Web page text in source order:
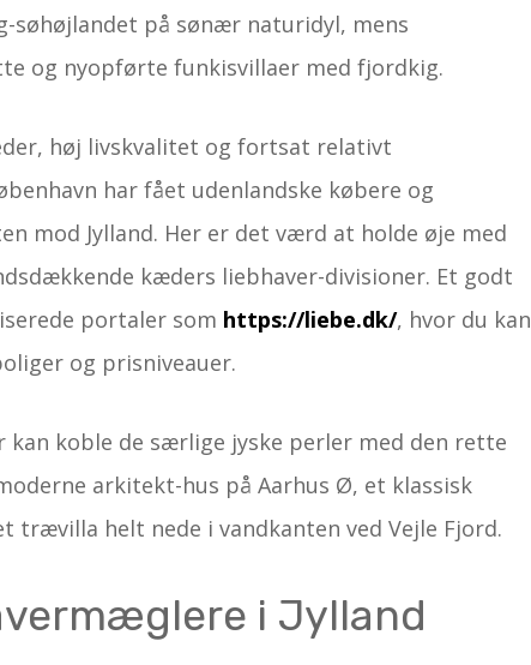
søhøjlandet på sønær naturidyl, mens
og nyopførte funkisvillaer med fjordkig.
høj livskvalitet og fortsat relativt
har fået udenlandske købere og
mod Jylland. Her er det værd at holde øje med
kæders liebhaver-divisioner. Et godt
portaler som https://liebe.dk/, hvor du kan
og prisniveauer.
koble de særlige jyske perler med den rette
arkitekt-hus på Aarhus Ø, et klassisk
trævilla helt nede i vandkanten ved Vejle Fjord.
i Jylland